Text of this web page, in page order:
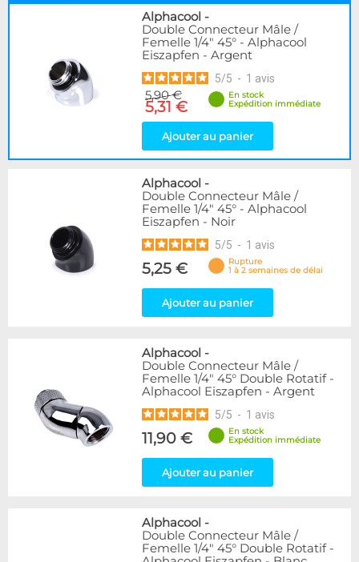
Alphacool -
Double Connecteur Mâle /
Femelle 1/4" 45° - Alphacool
Eiszapfen - Argent
5/5 - 1 avis
5,90 €
5,31 €
En stock
Expédition immédiate
Ajouter au panier
Alphacool -
Double Connecteur Mâle /
Femelle 1/4" 45° - Alphacool
Eiszapfen - Noir
5/5 - 1 avis
5,25 €
Rupture
1 à 2 semaines de délai
Ajouter au panier
Alphacool -
Double Connecteur Mâle /
Femelle 1/4" 45° Double Rotatif -
Alphacool Eiszapfen - Argent
5/5 - 1 avis
11,90 €
En stock
Expédition immédiate
Ajouter au panier
Alphacool -
Double Connecteur Mâle /
Femelle 1/4" 45° Double Rotatif -